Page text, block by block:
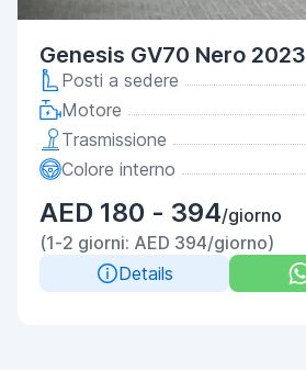
Genesis GV70 Nero 2023
Posti a sedere
Motore
Trasmissione
Colore interno
AED 180 - 394/giorno
(1-2 giorni: AED 394/giorno)
Details